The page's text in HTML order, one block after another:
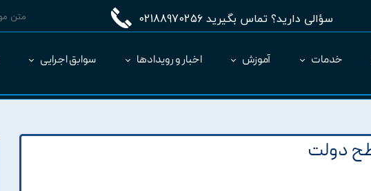
سؤالی دارید؟ تماس بگیرید 02188970256
خدمات آموزش اخبار و رویدادها سوابق اجرایی
دولت